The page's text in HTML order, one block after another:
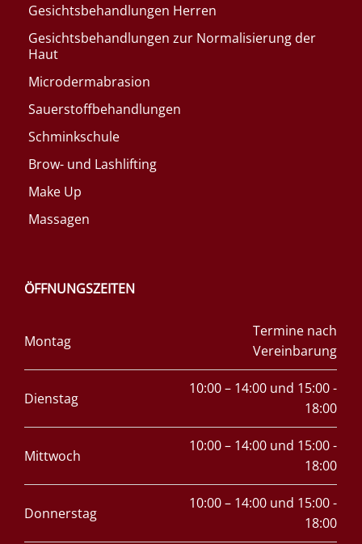
Gesichtsbehandlungen Herren
Gesichtsbehandlungen zur Normalisierung der
Haut
Microdermabrasion
Sauerstoffbehandlungen
Schminkschule
Brow- und Lashlifting
Make Up
Massagen
ÖFFNUNGSZEITEN
Montag
Termine nach
Vereinbarung
Dienstag
10:00 – 14:00 und 15:00 -
18:00
Mittwoch
10:00 – 14:00 und 15:00 -
18:00
Donnerstag
10:00 – 14:00 und 15:00 -
18:00